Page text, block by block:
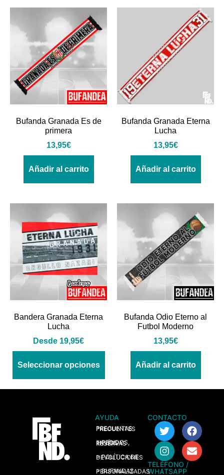
Bufanda Granada Es de
primera
13,95€
Añadir al carrito
Bufanda Granada Eterna
Lucha
13,95€
Añadir al carrito
Bandera Granada Eterna
Lucha
Desde 19,95€
Seleccionar opciones
Bufanda Odio Eterno al
Futbol Moderno
13,95€
Añadir al carrito
AYUDA
> PREGUNTAS FRECUENTES
> PEDIDOS, ENVÍOS Y RESERVAS
> POLÍTICA DE DEVOLUCIONES
> BUFANDAS PERSONALIZADAS
CONTACTO
TELÉFONO /
WHATSAPP